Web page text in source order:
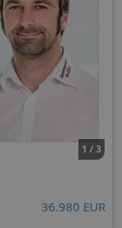
1 / 3
36.980 EUR